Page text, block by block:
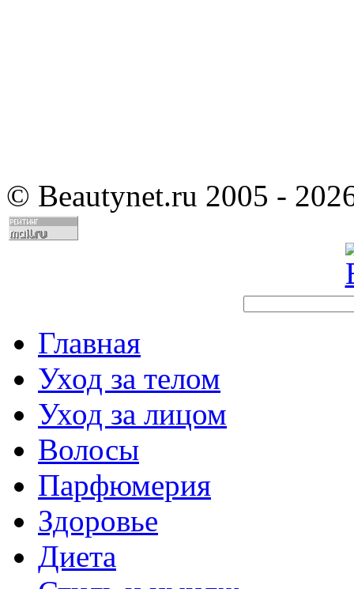
© Beautynet.ru 2005 -
Главная
Уход за телом
Уход за лицом
Волосы
Парфюмерия
Здоровье
Диета